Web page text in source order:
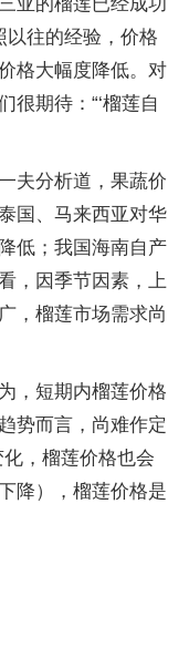
以往的经验，价格
格大幅度降低。对
很期待：“‘榴莲自
夫分析道，果蔬价
国、马来西亚对华
低；我国海南自产
，因季节因素，上
，榴莲市场需求尚
，短期内榴莲价格
势而言，尚难作定
，榴莲价格也会
降），榴莲价格是